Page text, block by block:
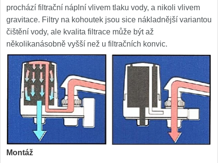
prochází filtrační náplní vlivem tlaku vody, a nikoli vlivem
gravitace. Filtry na kohoutek jsou sice nákladnější variantou
čištění vody, ale kvalita filtrace může být až
několikanásobně vyšší než u filtračních konvic.
Montáž